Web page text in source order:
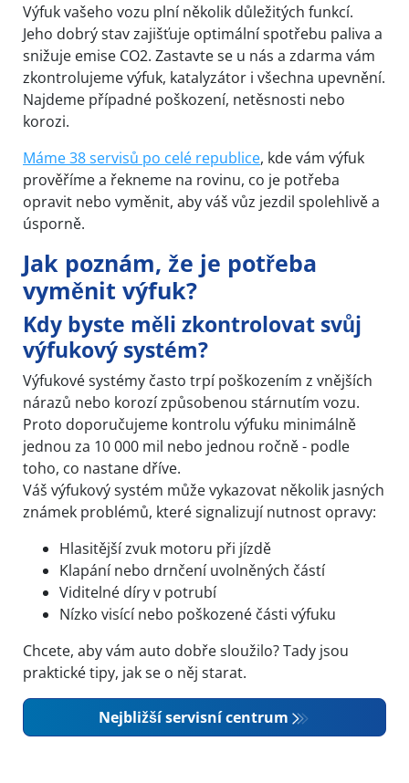
Výfuk vašeho vozu plní několik důležitých funkcí.
Jeho dobrý stav zajišťuje optimální spotřebu paliva a
snižuje emise CO2. Zastavte se u nás a zdarma vám
zkontrolujeme výfuk, katalyzátor i všechna upevnění.
Najdeme případné poškození, netěsnosti nebo
korozi.
Máme 38 servisů po celé republice, kde vám výfuk
prověříme a řekneme na rovinu, co je potřeba
opravit nebo vyměnit, aby váš vůz jezdil spolehlivě a
úsporně.
Jak poznám, že je potřeba
vyměnit výfuk?
Kdy byste měli zkontrolovat svůj
výfukový systém?
Výfukové systémy často trpí poškozením z vnějších
nárazů nebo korozí způsobenou stárnutím vozu.
Proto doporučujeme kontrolu výfuku minimálně
jednou za 10 000 mil nebo jednou ročně - podle
toho, co nastane dříve.
Váš výfukový systém může vykazovat několik jasných
známek problémů, které signalizují nutnost opravy:
Hlasitější zvuk motoru při jízdě
Klapání nebo drnčení uvolněných částí
Viditelné díry v potrubí
Nízko visící nebo poškozené části výfuku
Chcete, aby vám auto dobře sloužilo? Tady jsou
praktické tipy, jak se o něj starat.
Nejbližší servisní centrum